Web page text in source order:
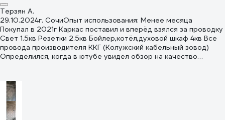
Терзян А.
29.10.2024г. СочиОпыт использования: Менее месяца
Покупал в 2021г Каркас поставил и вперёд взялся за проводку
Свет 1.5кв Резетки 2.5кв Бойлер,котёл,духовой шкаф 4кв Все
провода производителя ККГ (Колужский кабельный зовод)
Определился, когда в ютубе увидел обзор на качество